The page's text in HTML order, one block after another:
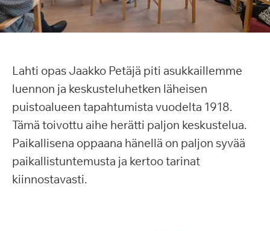
Lahti opas Jaakko Petäjä piti asukkaillemme
luennon ja keskusteluhetken läheisen
puistoalueen tapahtumista vuodelta 1918.
Tämä toivottu aihe herätti paljon keskustelua.
Paikallisena oppaana hänellä on paljon syvää
paikallistuntemusta ja kertoo tarinat
kiinnostavasti.